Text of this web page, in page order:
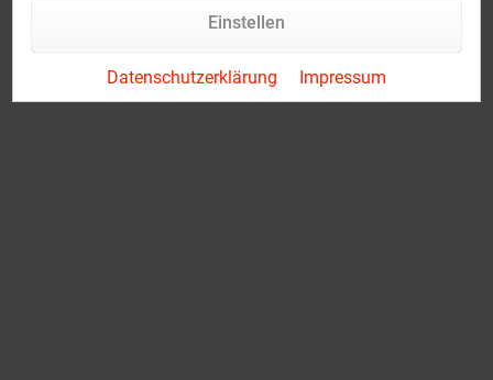
Einstellen
Datenschutzerklärung Impressum